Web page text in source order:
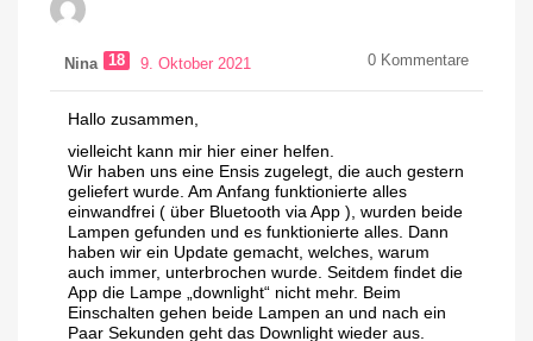
Nina 18 9. Oktober 2021 0 Kommentare
Hallo zusammen,
vielleicht kann mir hier einer helfen.
Wir haben uns eine Ensis zugelegt, die auch gestern
geliefert wurde. Am Anfang funktionierte alles
einwandfrei ( über Bluetooth via App ), wurden beide
Lampen gefunden und es funktionierte alles. Dann
haben wir ein Update gemacht, welches, warum
auch immer, unterbrochen wurde. Seitdem findet die
App die Lampe „downlight“ nicht mehr. Beim
Einschalten gehen beide Lampen an und nach ein
Paar Sekunden geht das Downlight wieder aus.